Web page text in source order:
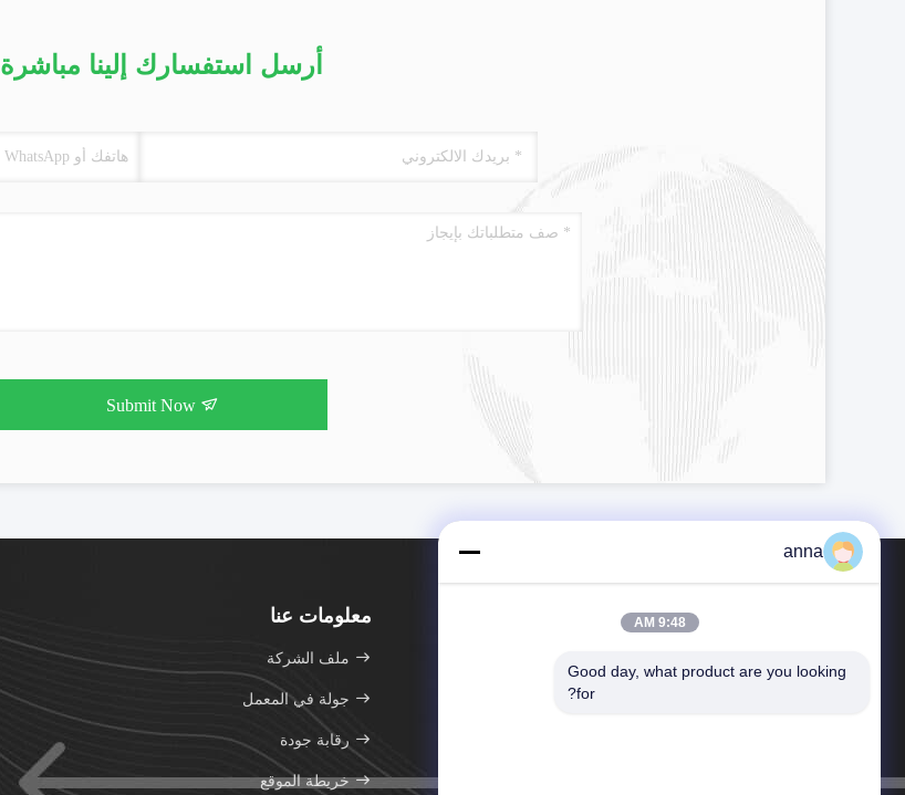
أرسل استفسارك إلينا مباشرة
Submit Now
هاتف：00-86-13714394335
معلومات عنا
ملف الشركة
جولة في المعمل
رقابة جودة
خريطة الموقع
anna
9:48 AM
Good day, what product are you looking
for?